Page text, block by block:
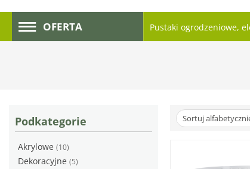
OFERTA Pustaki ogrodzeniowe,
Podkategorie
Akrylowe (10)
Dekoracyjne (5)
Sortuj